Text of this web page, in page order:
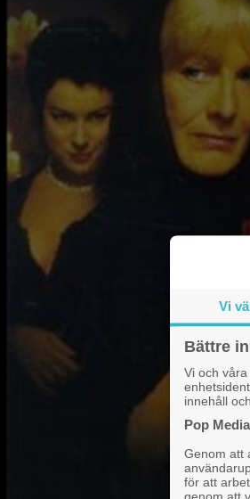
Vi
Bättre
Vi och våra
innehåll
Pop
Genom att
för att
genom att